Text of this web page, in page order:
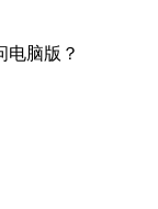
电脑版？